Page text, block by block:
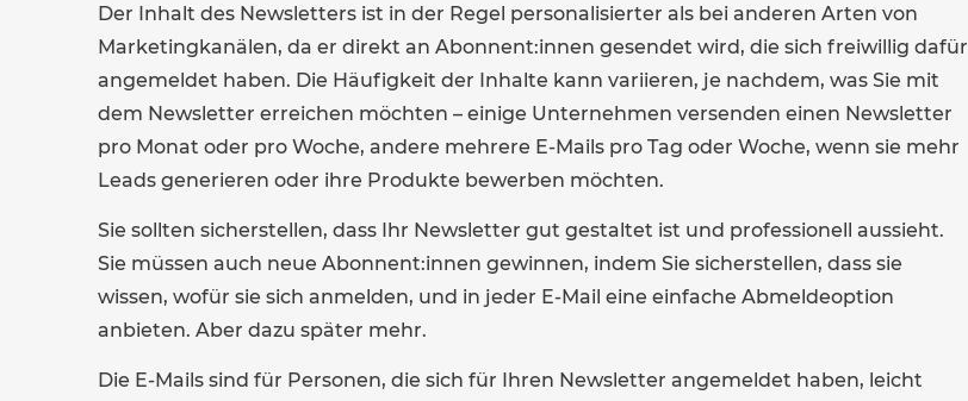
Der Inhalt des Newsletters ist in der Regel personalisierter als bei anderen Arten von
Marketingkanälen, da er direkt an Abonnent:innen gesendet wird, die sich freiwillig dafür
angemeldet haben. Die Häufigkeit der Inhalte kann variieren, je nachdem, was Sie mit
dem Newsletter erreichen möchten – einige Unternehmen versenden einen Newsletter
pro Monat oder pro Woche, andere mehrere E-Mails pro Tag oder Woche, wenn sie mehr
Leads generieren oder ihre Produkte bewerben möchten.
Sie sollten sicherstellen, dass Ihr Newsletter gut gestaltet ist und professionell aussieht.
Sie müssen auch neue Abonnent:innen gewinnen, indem Sie sicherstellen, dass sie
wissen, wofür sie sich anmelden, und in jeder E-Mail eine einfache Abmeldeoption
anbieten. Aber dazu später mehr.
Die E-Mails sind für Personen, die sich für Ihren Newsletter angemeldet haben, leicht